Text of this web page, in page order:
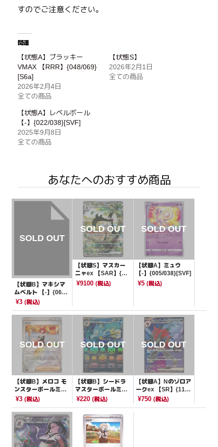
すのでご注意ください。
関連
【状態A】ブラッキー
VMAX 【RRR】{048/069}
[S6a]
2026年2月4日
全ての商品
【状態S】
2026年2月1日
全ての商品
【状態A】レベルボール
【-】{022/038}[SVF]
2025年9月8日
全ての商品
あなたへのおすすめ商品
【状態B】マキシマ
ムベルト 【-】{066/
071}[SV5K]
¥3 (税込)
【状態S】マスカー
ニャex 【SAR】{09
6/073}[SV1a]
¥9100(税込)
【状態A】ミュウ
【-】{005/038}[SVF]
¥5 (税込)
【状態B】メロコ モ
ンスターボールミラ
ー【-】{179/187}[S
¥3 (税込)
【状態B】シードラ
マスターボールミラ
ー【U】{117/165}[S
¥220(税込)
【状態A】Nのゾロア
ークex 【SR】{117/
100}[SV9]
¥750 (税込)